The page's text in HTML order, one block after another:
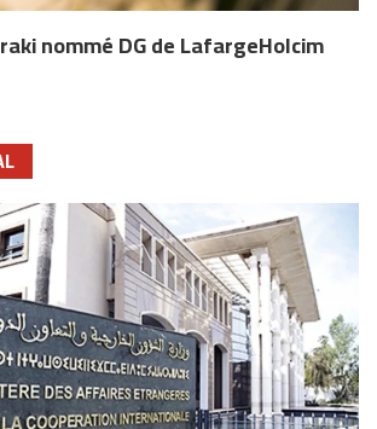
nommé DG de LafargeHolcim